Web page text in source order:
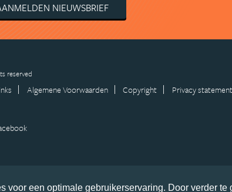
voor een optimale gebruikerservaring. Door verder
NIEUWSBRIEF
reserved
Algemene Voorwaarden Copyright Privacy statement